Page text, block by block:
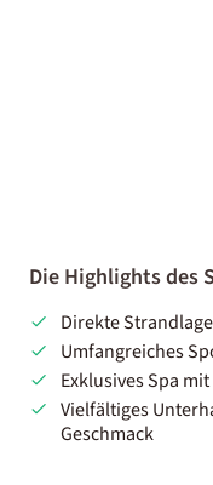
Die Highlights des
Direkte
Umfangreiches
Exklusives Spa
Vielfältiges
Geschmack